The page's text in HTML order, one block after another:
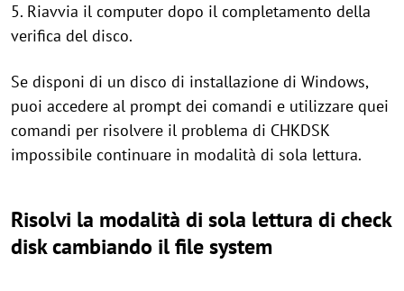
5. Riavvia il computer dopo il completamento della
verifica del disco.
Se disponi di un disco di installazione di Windows,
puoi accedere al prompt dei comandi e utilizzare quei
comandi per risolvere il problema di CHKDSK
impossibile continuare in modalità di sola lettura.
Risolvi la modalità di sola lettura di check
disk cambiando il file system